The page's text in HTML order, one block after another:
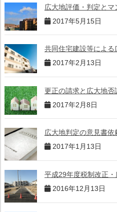
広大地評価・判定と
2017年5月15日
共同住宅建設等による
2017年2月13日
更正の請求と広大地否
2017年2月8日
広大地判定の意見書依
2017年1月13日
平成29年度税制改正・
2016年12月13日